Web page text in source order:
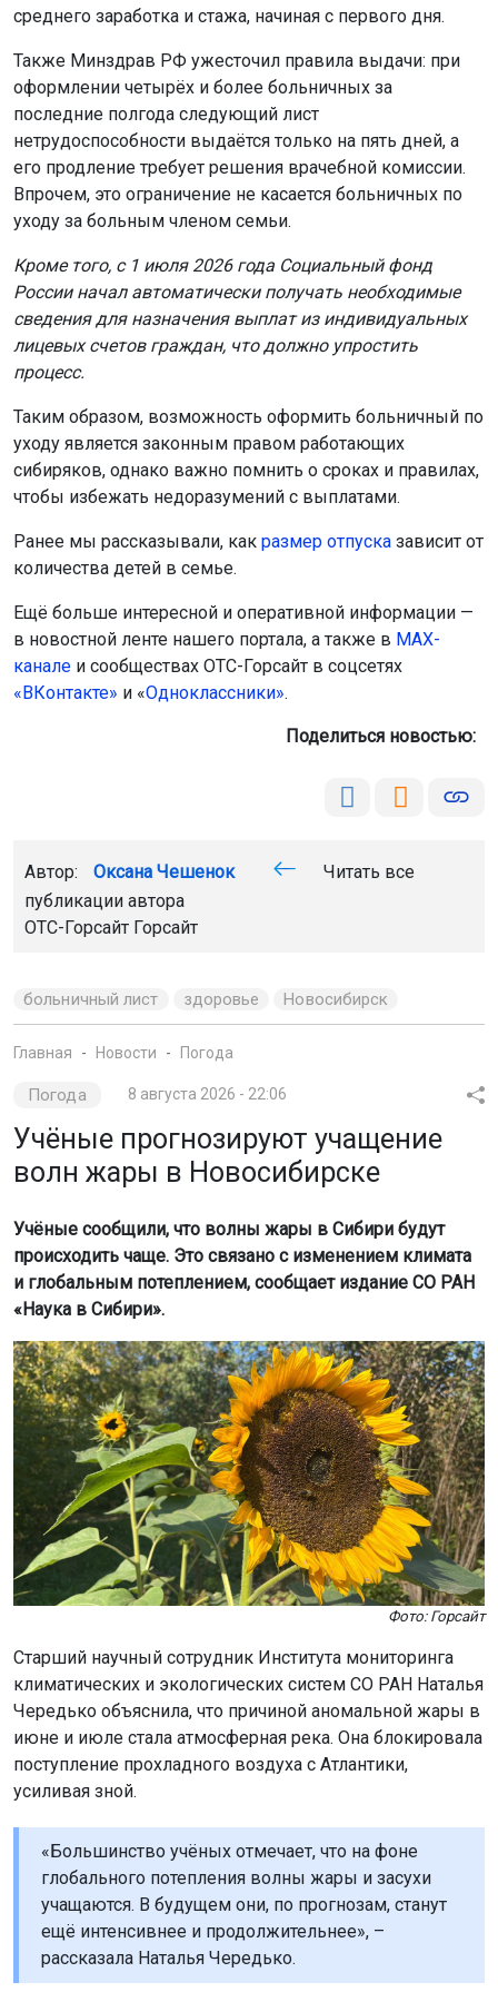
среднего заработка и стажа, начиная с первого дня.
Также Минздрав РФ ужесточил правила выдачи: при
оформлении четырёх и более больничных за
последние полгода следующий лист
нетрудоспособности выдаётся только на пять дней, а
его продление требует решения врачебной комиссии.
Впрочем, это ограничение не касается больничных по
уходу за больным членом семьи.
Кроме того, с 1 июля 2026 года Социальный фонд
России начал автоматически получать необходимые
сведения для назначения выплат из индивидуальных
лицевых счетов граждан, что должно упростить
процесс.
Таким образом, возможность оформить больничный по
уходу является законным правом работающих
сибиряков, однако важно помнить о сроках и правилах,
чтобы избежать недоразумений с выплатами.
Ранее мы рассказывали, как размер отпуска зависит от
количества детей в семье.
Ещё больше интересной и оперативной информации —
в новостной ленте нашего портала, а также в МАХ-
канале и сообществах ОТС-Горсайт в соцсетях
«ВКонтакте» и «Одноклассники».
Поделиться новостью:
Автор: Оксана Чешенок
Читать все
публикации автора
ОТС-Горсайт Горсайт
больничный лист здоровье Новосибирск
Главная Новости Погода
Погода 8 августа 2026 - 22:06
Учёные прогнозируют учащение
волн жары в Новосибирске
Учёные сообщили, что волны жары в Сибири будут
происходить чаще. Это связано с изменением климата
и глобальным потеплением, сообщает издание СО РАН
«Наука в Сибири».
Фото: Горсайт
Старший научный сотрудник Института мониторинга
климатических и экологических систем СО РАН Наталья
Чередько объяснила, что причиной аномальной жары в
июне и июле стала атмосферная река. Она блокировала
поступление прохладного воздуха с Атлантики,
усиливая зной.
«Большинство учёных отмечает, что на фоне
глобального потепления волны жары и засухи
учащаются. В будущем они, по прогнозам, станут
ещё интенсивнее и продолжительнее», –
рассказала Наталья Чередько.